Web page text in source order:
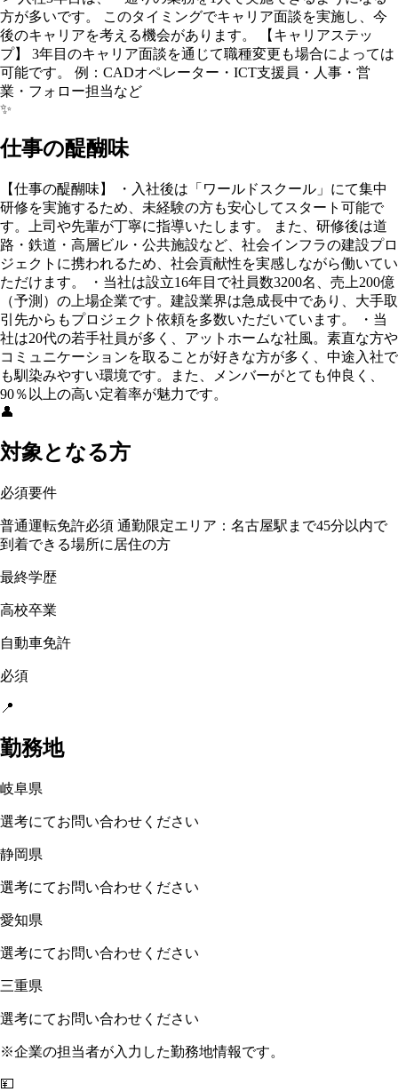
方が多いです。 このタイミングでキャリア面談を実施し、今
後のキャリアを考える機会があります。 【キャリアステッ
プ】 3年目のキャリア面談を通じて職種変更も場合によっては
可能です。 例：CADオペレーター・ICT支援員・人事・営
業・フォロー担当など
✨
仕事の醍醐味
【仕事の醍醐味】 ・入社後は「ワールドスクール」にて集中
研修を実施するため、未経験の方も安心してスタート可能で
す。上司や先輩が丁寧に指導いたします。 また、研修後は道
路・鉄道・高層ビル・公共施設など、社会インフラの建設プロ
ジェクトに携われるため、社会貢献性を実感しながら働いてい
ただけます。 ・当社は設立16年目で社員数3200名、売上200億
（予測）の上場企業です。建設業界は急成長中であり、大手取
引先からもプロジェクト依頼を多数いただいています。 ・当
社は20代の若手社員が多く、アットホームな社風。素直な方や
コミュニケーションを取ることが好きな方が多く、中途入社で
も馴染みやすい環境です。また、メンバーがとても仲良く、
90％以上の高い定着率が魅力です。
👤
対象となる方
必須要件
普通運転免許必須 通勤限定エリア：名古屋駅まで45分以内で
到着できる場所に居住の方
最終学歴
高校卒業
自動車免許
必須
📍
勤務地
岐阜県
選考にてお問い合わせください
静岡県
選考にてお問い合わせください
愛知県
選考にてお問い合わせください
三重県
選考にてお問い合わせください
※企業の担当者が入力した勤務地情報です。
💴